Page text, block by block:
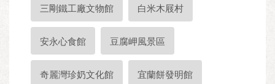
三剛鐵工廠文物館 白米木屐村
安永心食館 豆腐岬風景區
奇麗灣珍奶文化館 宜蘭餅發明館